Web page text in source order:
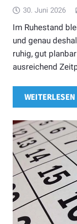
30. Juni 2026
Im Ruhestand
und genau
ruhig, gut
ausreichend
WEITERLESEN